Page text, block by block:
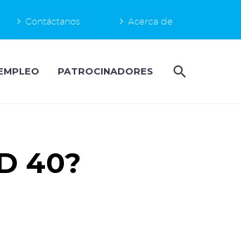
Contáctanos Acerca de
PATROCINADORES
40?